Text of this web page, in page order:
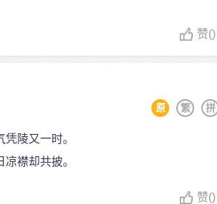
赞()
拼
繁
原
陵又一时。
襟却共披。
赞()